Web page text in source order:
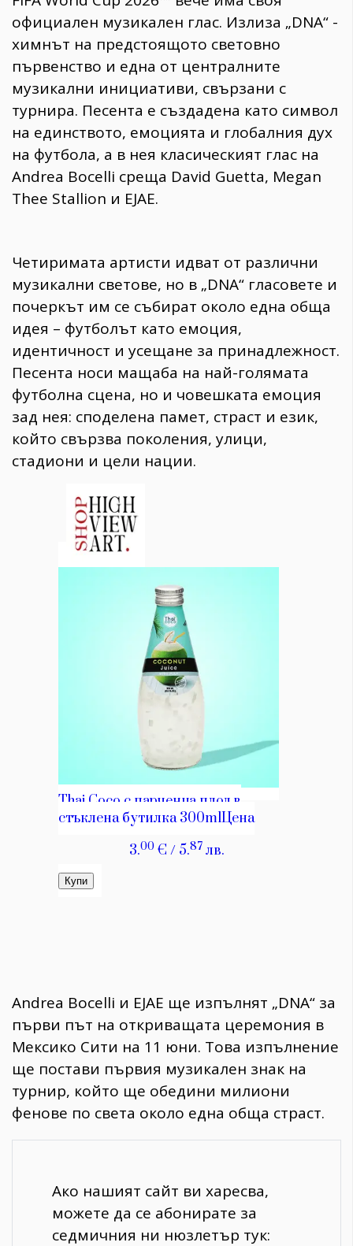
официален музикален глас. Излиза „DNA“ -
химнът на предстоящото световно
първенство и една от централните
музикални инициативи, свързани с
турнира. Песента е създадена като символ
на единството, емоцията и глобалния дух
на футбола, а в нея класическият глас на
Andrea Bocelli среща David Guetta, Megan
Thee Stallion и EJAE.
Четиримата артисти идват от различни
музикални светове, но в „DNA“ гласовете и
почеркът им се събират около една обща
идея – футболът като емоция,
идентичност и усещане за принадлежност.
Песента носи мащаба на най-голямата
футболна сцена, но и човешката емоция
зад нея: споделена памет, страст и език,
който свързва поколения, улици,
стадиони и цели нации.
Andrea Bocelli и EJAE ще изпълнят „DNA“ за
първи път на откриващата церемония в
Мексико Сити на 11 юни. Това изпълнение
ще постави първия музикален знак на
турнир, който ще обедини милиони
фенове по света около една обща страст.
Ако нашият сайт ви харесва,
можете да се абонирате за
седмичния ни нюзлетър тук: